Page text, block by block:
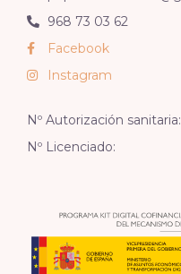
968 73 03 62
Facebook
Instagram
Nº Autorización sanitaria:
Nº Licenciado: